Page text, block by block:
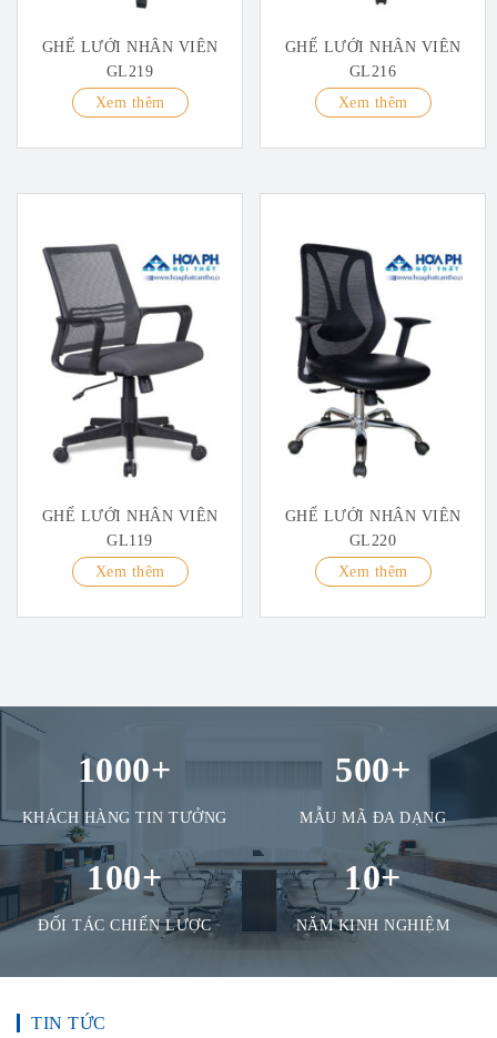
GHẾ LƯỚI NHÂN VIÊN
GL219
Xem thêm
GHẾ LƯỚI NHÂN VIÊN
GL216
Xem thêm
GHẾ LƯỚI NHÂN VIÊN
GL119
Xem thêm
GHẾ LƯỚI NHÂN VIÊN
GL220
Xem thêm
1000+
KHÁCH HÀNG TIN TƯỞNG
500+
MẪU MÃ ĐA DẠNG
100+
ĐỐI TÁC CHIẾN LƯỢC
10+
NĂM KINH NGHIỆM
TIN TỨC